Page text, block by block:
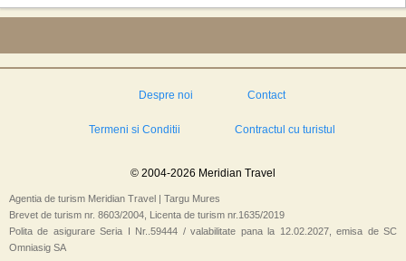
Despre noi Contact
Termeni si Conditii Contractul cu turistul
© 2004-2026 Meridian Travel
Agentia de turism Meridian Travel | Targu Mures
Brevet de turism nr. 8603/2004, Licenta de turism nr.1635/2019
Polita de asigurare Seria I Nr..59444 / valabilitate pana la 12.02.2027, emisa de SC
Omniasig SA